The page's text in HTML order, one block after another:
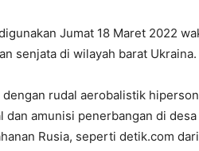
Jumat 18 Maret 2022
senjata di wilayah barat Ukraina.
rudal aerobalistik
dan amunisi penerbangan di
Rusia, seperti detik.com